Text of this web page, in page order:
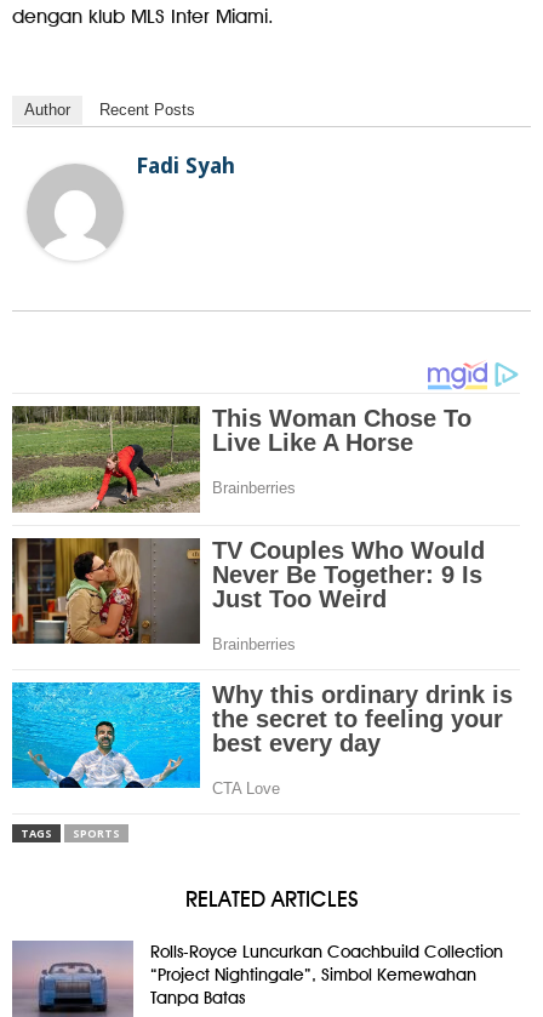
dengan klub MLS Inter Miami.
Author Recent Posts
Fadi Syah
TAGS SPORTS
RELATED ARTICLES
Rolls-Royce Luncurkan Coachbuild Collection
“Project Nightingale”, Simbol Kemewahan
Tanpa Batas